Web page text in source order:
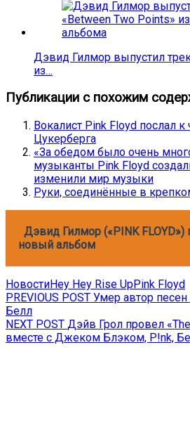
Дэвид Гилмор выпустил
из…
Публикации с похожим
Вокалист Pink Floyd послал к
Цукерберга
«За обедом было очень
музыканты Pink Floyd
изменили мир музыки
Руки, соединённые в
Дэвид Гилмор («PINK FLOYD»)
новый альбом
НовостиHey Hey Rise UpPink Floyd
Навигация
по
записям
PREVIOUS POST Previous
Умер автор
Белл
NEXT POST Next
post:
Дэйв Грол провел
вместе с Джеком Блэком, P!nk,